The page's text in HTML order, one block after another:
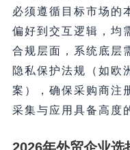
必须遵循目标市场的
偏好到交互逻辑，均
合规层面，系统底层
隐私保护法规（如欧
案），确保采购商注
采集与应用具备高度